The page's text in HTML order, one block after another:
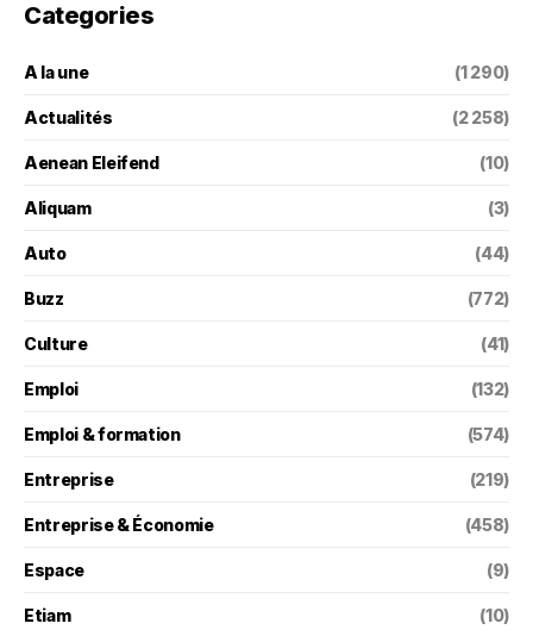
Categories
A la une (1 290)
Actualités (2 258)
Aenean Eleifend (10)
Aliquam (3)
Auto (44)
Buzz (772)
Culture (41)
Emploi (132)
Emploi & formation (574)
Entreprise (219)
Entreprise & Économie (458)
Espace (9)
Etiam (10)